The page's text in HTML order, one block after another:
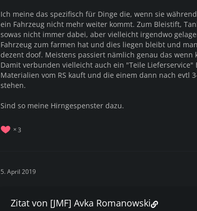
Ich meine das spezifisch für Dinge die, wenn sie
ein Fahrzeug nicht mehr weiter kommt. Zum Bleistift,
sowas nicht immer dabei, aber vielleicht irgendwo
Fahrzeug zum farmen hat und dies liegen bleibt und
dezent doof. Meistens passiert nämlich genau das wenn
Damit verbunden vielleicht auch ein "Teile Lieferservice"
Materialien vom RS kauft und die einem dann nach evtl
stehen.
Sind so meine Hirngespenster dazu.
3
5. April 2019
Zitat von [JMF] Avka Romanowski